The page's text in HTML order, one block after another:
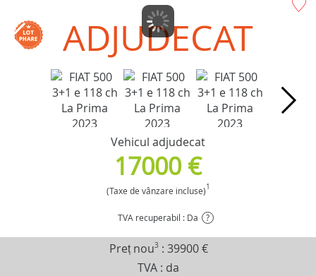
ADJUDECAT
Vehicul adjudecat
17000 €
(Taxe de vânzare incluse)1
TVA recuperabil : Da ?
Preț nou3 :39900 €
TVA : da